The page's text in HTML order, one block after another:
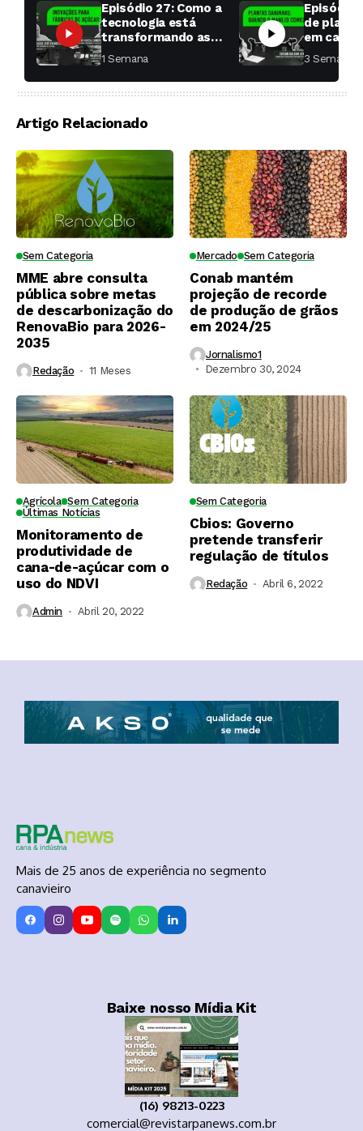
Episódio 27: Como a
tecnologia está
transformando as
fábricas de açúcar?
1 Semana ⁮
Episódio
de
em cana:
começar
toda a
3 Semanas ⁮
Artigo Relacionado
Sem Categoria
MME abre consulta
pública sobre metas
de descarbonização do
RenovaBio para 2026-
2035
Redação 11 Meses ⁮
Mercado Sem Categoria
Conab mantém
projeção de recorde
de produção de grãos
em 2024/25
Jornalismo1
Dezembro 30, 2024
Agrícola Sem Categoria
Últimas Notícias
Monitoramento de
produtividade de
cana-de-açúcar com o
uso do NDVI
Admin Abril 20, 2022
Sem Categoria
Cbios: Governo
pretende transferir
regulação de títulos
Redação Abril 6, 2022
Mais de 25 anos de experiência no segmento
canavieiro
Baixe nosso Mídia Kit
(16) 98213-0223
comercial@revistarpanews.com.br